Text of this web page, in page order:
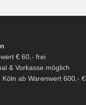
€ 60,- frei
& Vorkasse möglich
Köln ab Warenwert 600,- €